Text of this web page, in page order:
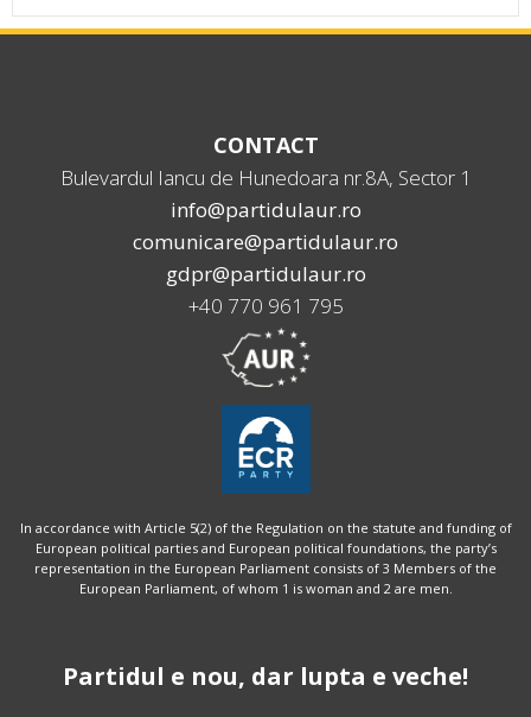
CONTACT
Bulevardul Iancu de Hunedoara nr.8A, Sector 1
info@partidulaur.ro
comunicare@partidulaur.ro
gdpr@partidulaur.ro
+40 770 961 795
In accordance with Article 5(2) of the Regulation on the statute and funding of
European political parties and European political foundations, the party’s
representation in the European Parliament consists of 3 Members of the
European Parliament, of whom 1 is woman and 2 are men.
Partidul e nou, dar lupta e veche!